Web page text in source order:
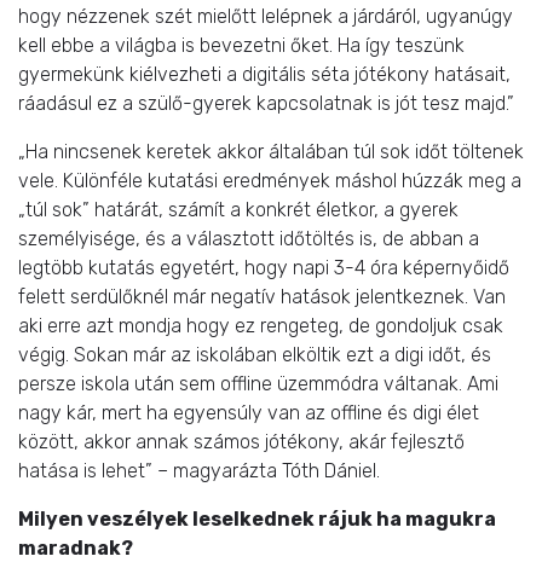
hogy nézzenek szét mielőtt lelépnek a járdáról, ugyanúgy
kell ebbe a világba is bevezetni őket. Ha így teszünk
gyermekünk kiélvezheti a digitális séta jótékony hatásait,
ráadásul ez a szülő-gyerek kapcsolatnak is jót tesz majd.”
„Ha nincsenek keretek akkor általában túl sok időt töltenek
vele. Különféle kutatási eredmények máshol húzzák meg a
„túl sok” határát, számít a konkrét életkor, a gyerek
személyisége, és a választott időtöltés is, de abban a
legtöbb kutatás egyetért, hogy napi 3-4 óra képernyőidő
felett serdülőknél már negatív hatások jelentkeznek. Van
aki erre azt mondja hogy ez rengeteg, de gondoljuk csak
végig. Sokan már az iskolában elköltik ezt a digi időt, és
persze iskola után sem offline üzemmódra váltanak. Ami
nagy kár, mert ha egyensúly van az offline és digi élet
között, akkor annak számos jótékony, akár fejlesztő
hatása is lehet” – magyarázta Tóth Dániel.
Milyen veszélyek leselkednek rájuk ha magukra
maradnak?